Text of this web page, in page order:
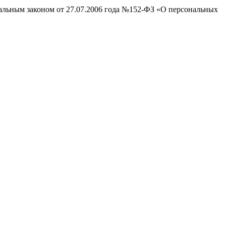
законом от 27.07.2006 года №152-ФЗ «О персональных